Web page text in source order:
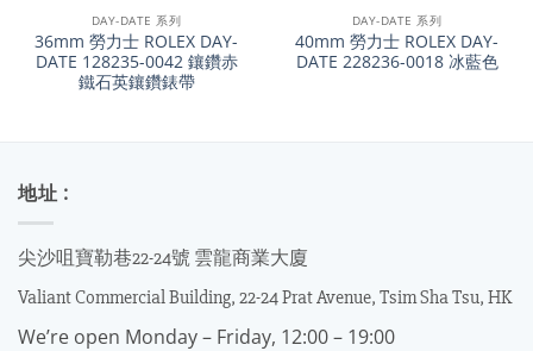
DAY-DATE 系列
36mm 勞力士 ROLEX DAY-
DATE 128235-0042 鑲鑽赤
鐵石英鑲鑽錶帶
DAY-DATE 系列
40mm 勞力士 ROLEX DAY-
DATE 228236-0018 冰藍色
地址 :
尖沙咀寶勒巷22-24號 雲龍商業大廈
Valiant Commercial Building, 22-24 Prat Avenue, Tsim Sha Tsu, HK
We’re open Monday – Friday, 12:00 – 19:00